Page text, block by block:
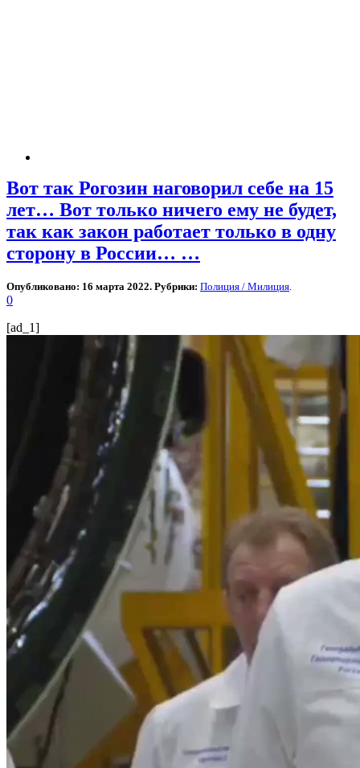
Вот так Рогозин наговорил себе на 15
лет… Вот только ничего ему не будет,
так как закон работает только в одну
сторону в России… …
Опубликовано: 16 марта 2022. Рубрики: Полиция / Милиция
0
[ad_1]